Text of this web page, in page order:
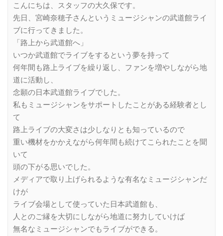
こんにちは、スタッフの大久保です。
先日、宮崎奈穂子さんというミュージシャンの武道館ライ
ブに行ってきました。
「路上から武道館へ」
いつか武道館でライブをするという夢を持って
何年間も路上ライブを繰り返し、ファンを増やしながら地
道に活動し、
念願の日本武道館ライブでした。
私もミュージシャンをサポートしたことがある経験者とし
て
路上ライブの大変さは少しなりとも知っているので
重い機材をかかえながら何年間も続けてこられたことを聞
いて
頭の下がる思いでした。
メディアで取り上げられるような有名なミュージシャンだ
けが
ライブ会場として使っていた日本武道館も、
人とのご縁を大切にしながら地道に努力していけば
無名なミュージシャンでもライブができる。